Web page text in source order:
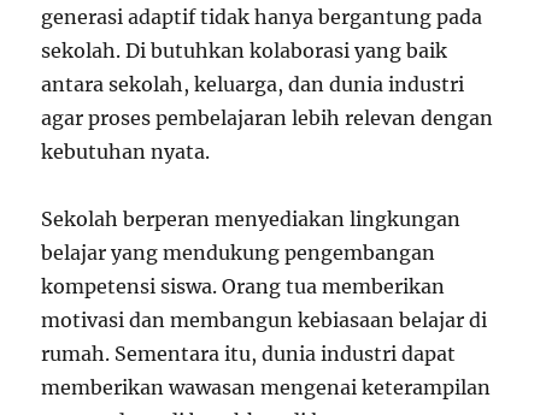
generasi adaptif tidak hanya bergantung pada
sekolah. Di butuhkan kolaborasi yang baik
antara sekolah, keluarga, dan dunia industri
agar proses pembelajaran lebih relevan dengan
kebutuhan nyata.
Sekolah berperan menyediakan lingkungan
belajar yang mendukung pengembangan
kompetensi siswa. Orang tua memberikan
motivasi dan membangun kebiasaan belajar di
rumah. Sementara itu, dunia industri dapat
memberikan wawasan mengenai keterampilan